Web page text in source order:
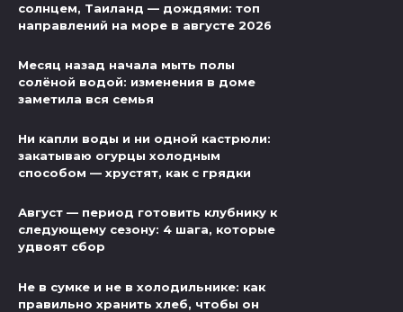
солнцем, Таиланд — дождями: топ
направлений на море в августе 2026
Месяц назад начала мыть полы
солёной водой: изменения в доме
заметила вся семья
Ни капли воды и ни одной кастрюли:
закатываю огурцы холодным
способом — хрустят, как с грядки
Август — период готовить клубнику к
следующему сезону: 4 шага, которые
удвоят сбор
Не в сумке и не в холодильнике: как
правильно хранить хлеб, чтобы он